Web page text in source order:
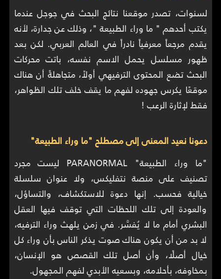
لسنوات، تصدر موقعنا نتائج البحث في جوجل عندما
يكتب أحدهم " ما وراء الطبيعة "، وذلك عن جدارة، لأنه
يقدم مرجعاً معرفياً نادراً في العالم العربي. لكن بعد
ظهور مسلسل يحمل الاسم نفسه، باتت محركات
البحث تضع المحتوى الترفيهي أولاً، متجاهلةً أن هناك
موقعًا يكرس جهوده لفهم ما يقف خلف تلك الظواهر،
فقط لإثارة الرعب !
دعونا نعيد المعنى إلى مصطلح "ما وراء الطبيعة"
"ما وراء الطبيعة" PARANORMAL ليست مجرد
تصنيف على منصة نتفليكس، ولا عنوان سلسلة
خيالية فحسب. إنها دعوة للاستكشاف، والتساؤل،
والعودة إلى تلك اللحظات التي توقف فيها العقل
البشري أمام ما لا يُفسَّر. في زمن يلهث وراء الترفيه،
لا بد من أن يكون هناك صوت يذكر الناس بأن وراء كل
خيال أصلًا، وأن أصل تلك القصص هو الإنسان،
بمخاوفه، بأحلامه، وبسعيه الأبدي لفهم المجهول.